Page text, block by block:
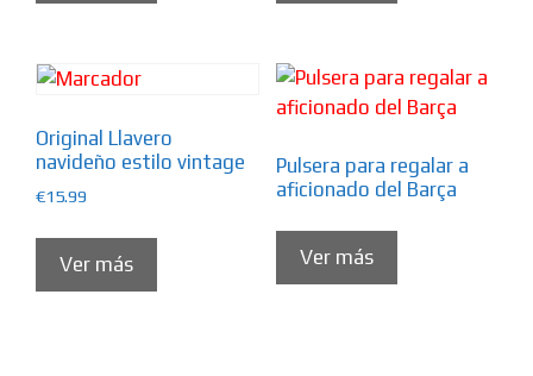
Original Llavero
navideño estilo vintage
€15.99
Ver más
Pulsera para regalar a
aficionado del Barça
Ver más